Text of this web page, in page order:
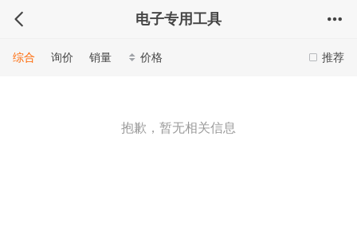
电子专用工具
推荐
综合 询价 销量 价格
抱歉，暂无相关信息